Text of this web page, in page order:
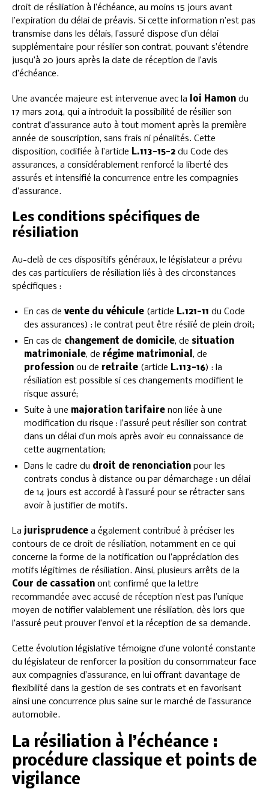
droit de résiliation à l’échéance, au moins 15 jours avant
l’expiration du délai de préavis. Si cette information n’est pas
transmise dans les délais, l’assuré dispose d’un délai
supplémentaire pour résilier son contrat, pouvant s’étendre
jusqu’à 20 jours après la date de réception de l’avis
d’échéance.
Une avancée majeure est intervenue avec la loi Hamon du
17 mars 2014, qui a introduit la possibilité de résilier son
contrat d’assurance auto à tout moment après la première
année de souscription, sans frais ni pénalités. Cette
disposition, codifiée à l’article L.113-15-2 du Code des
assurances, a considérablement renforcé la liberté des
assurés et intensifié la concurrence entre les compagnies
d’assurance.
Les conditions spécifiques de
résiliation
Au-delà de ces dispositifs généraux, le législateur a prévu
des cas particuliers de résiliation liés à des circonstances
spécifiques :
En cas de vente du véhicule (article L.121-11 du Code
des assurances) : le contrat peut être résilié de plein droit;
En cas de changement de domicile, de situation
matrimoniale, de régime matrimonial , de
profession ou de retraite (article L.113-16) : la
résiliation est possible si ces changements modifient le
risque assuré;
Suite à une majoration tarifaire non liée à une
modification du risque : l’assuré peut résilier son contrat
dans un délai d’un mois après avoir eu connaissance de
cette augmentation;
Dans le cadre du droit de renonciation pour les
contrats conclus à distance ou par démarchage : un délai
de 14 jours est accordé à l’assuré pour se rétracter sans
avoir à justifier de motifs.
La jurisprudence a également contribué à préciser les
contours de ce droit de résiliation, notamment en ce qui
concerne la forme de la notification ou l’appréciation des
motifs légitimes de résiliation. Ainsi, plusieurs arrêts de la
Cour de cassation ont confirmé que la lettre
recommandée avec accusé de réception n’est pas l’unique
moyen de notifier valablement une résiliation, dès lors que
l’assuré peut prouver l’envoi et la réception de sa demande.
Cette évolution législative témoigne d’une volonté constante
du législateur de renforcer la position du consommateur face
aux compagnies d’assurance, en lui offrant davantage de
flexibilité dans la gestion de ses contrats et en favorisant
ainsi une concurrence plus saine sur le marché de l’assurance
automobile.
La résiliation à l’échéance :
procédure classique et points de
vigilance